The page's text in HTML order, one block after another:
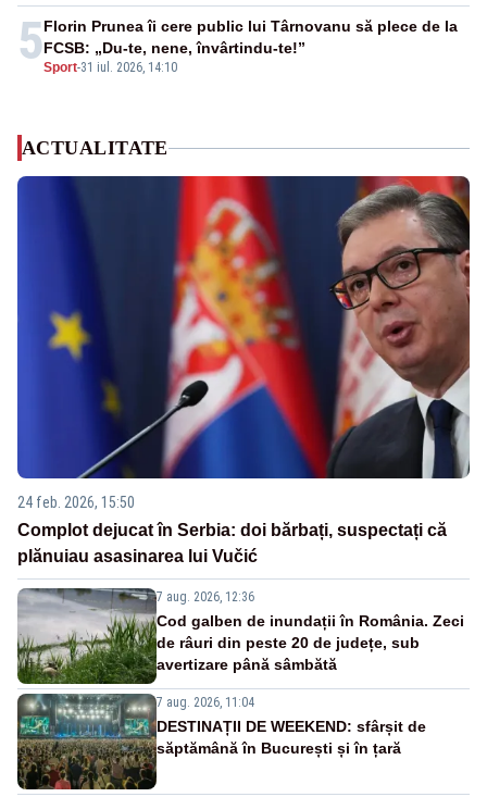
5Sport-31 iul. 2026, 14:10
Florin Prunea îi cere public lui Târnovanu să plece de la
FCSB: „Du-te, nene, învârtindu-te!”
ACTUALITATE
24 feb. 2026, 15:50
Complot dejucat în Serbia: doi bărbați, suspectați că
plănuiau asasinarea lui Vučić
7 aug. 2026, 12:36
Cod galben de inundații în România. Zeci
de râuri din peste 20 de județe, sub
avertizare până sâmbătă
7 aug. 2026, 11:04
DESTINAȚII DE WEEKEND: sfârșit de
săptămână în București și în țară